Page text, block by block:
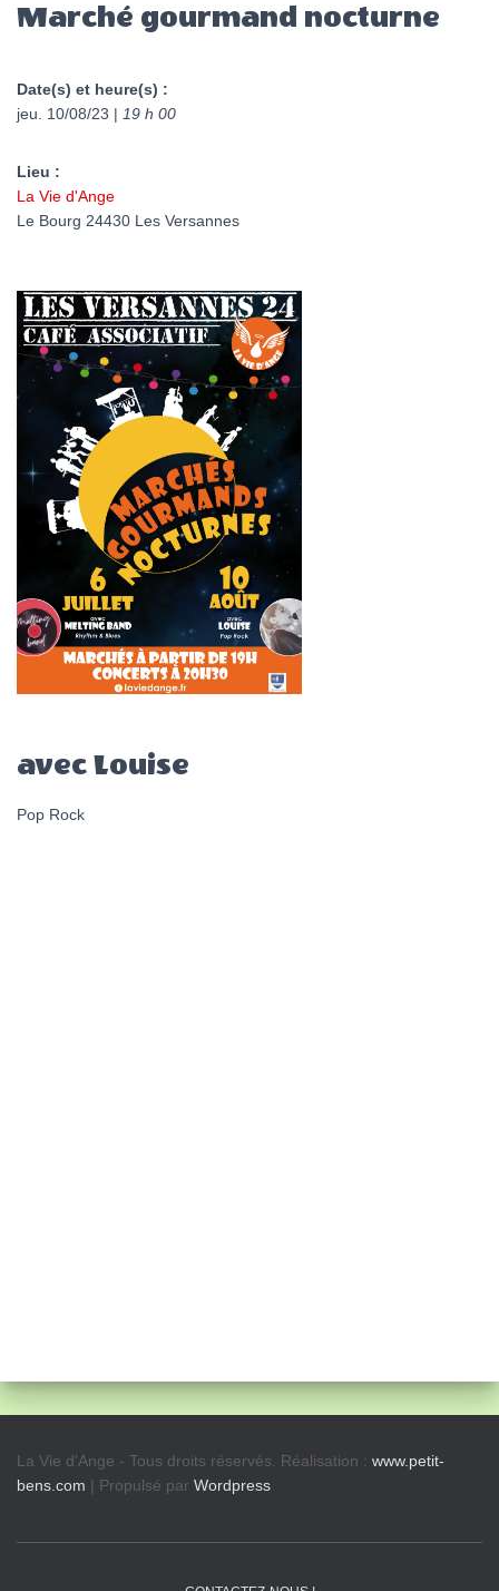
Marché gourmand nocturne
Date(s) et heure(s) :
jeu. 10/08/23 | 19 h 00
Lieu :
La Vie d'Ange
Le Bourg 24430 Les Versannes
avec Louise
Pop Rock
La Vie d'Ange - Tous droits réservés. Réalisation : www.petit-
bens.com | Propulsé par Wordpress